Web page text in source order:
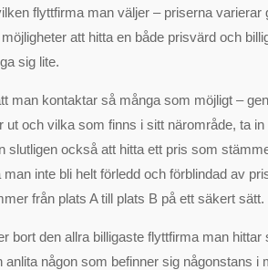
flyttfirma man väljer – priserna varierar
att hitta en både prisvärd och
sig lite.
man kontaktar så många som möjligt –
ut och vilka som finns i sitt närområde, ta
slutligen också att hitta ett pris som
inte bli helt förledd och förblindad av
från plats A till plats B på ett säkert sätt.
bort den allra billigaste flyttfirma man
någon som befinner sig någonstans i